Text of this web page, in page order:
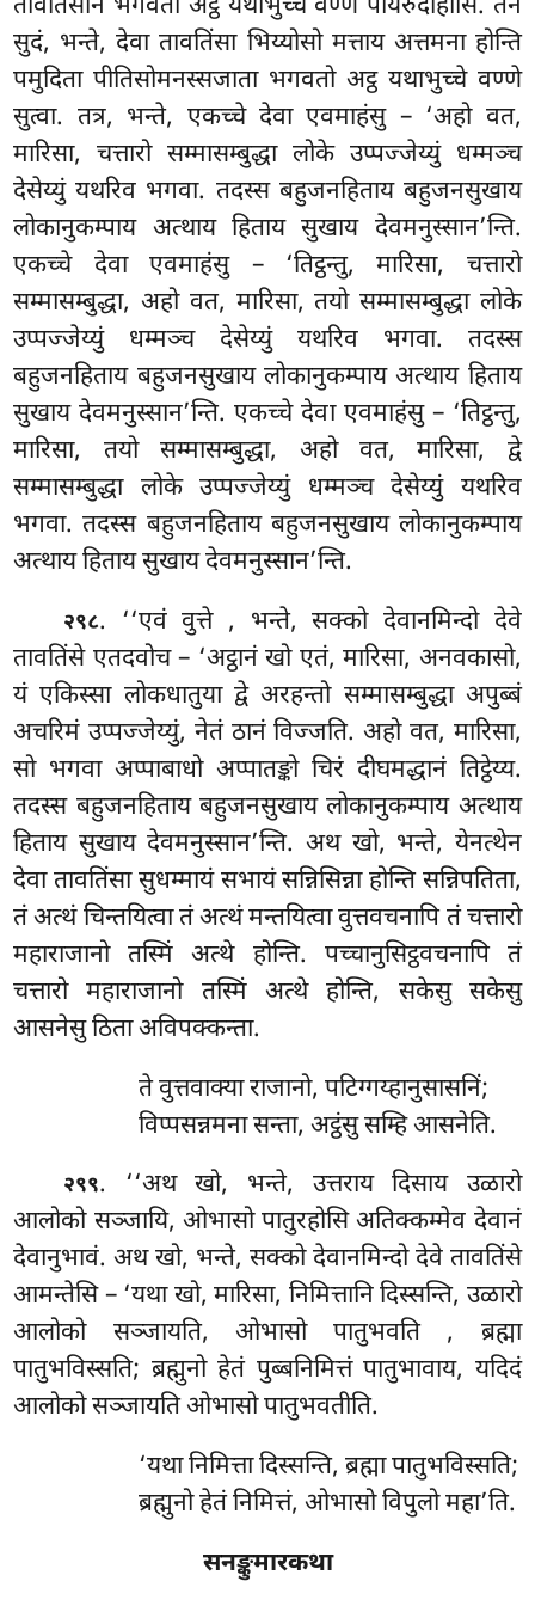
तावतिंसानं भगवतो अट्ठ यथाभुच्चे वण्णे पयिरुदाहासि. तेन
सुदं, भन्ते, देवा तावतिंसा भिय्योसो मत्ताय अत्तमना होन्ति
पमुदिता पीतिसोमनस्सजाता भगवतो अट्ठ यथाभुच्चे वण्णे
सुत्वा. तत्र, भन्ते, एकच्चे देवा एवमाहंसु – ‘अहो वत,
मारिसा, चत्तारो सम्मासम्बुद्धा लोके उप्पज्जेय्युं धम्मञ्च
देसेय्युं यथरिव भगवा. तदस्स बहुजनहिताय बहुजनसुखाय
लोकानुकम्पाय अत्थाय हिताय सुखाय देवमनुस्सान’न्ति.
एकच्चे देवा एवमाहंसु – ‘तिट्ठन्तु, मारिसा, चत्तारो
सम्मासम्बुद्धा, अहो वत, मारिसा, तयो सम्मासम्बुद्धा लोके
उप्पज्जेय्युं धम्मञ्च देसेय्युं यथरिव भगवा. तदस्स
बहुजनहिताय बहुजनसुखाय लोकानुकम्पाय अत्थाय हिताय
सुखाय देवमनुस्सान’न्ति. एकच्चे देवा एवमाहंसु – ‘तिट्ठन्तु,
मारिसा, तयोसम्मासम्बुद्धा, अहो वत, मारिसा, द्वे
सम्मासम्बुद्धा लोके उप्पज्जेय्युं धम्मञ्च देसेय्युं यथरिव
भगवा. तदस्स बहुजनहिताय बहुजनसुखाय लोकानुकम्पाय
अत्थाय हिताय सुखाय देवमनुस्सान’न्ति.
२९८. ‘‘एवं वुत्ते , भन्ते, सक्को देवानमिन्दो देवे
तावतिंसे एतदवोच – ‘अट्ठानं खो एतं, मारिसा, अनवकासो,
यं एकिस्सा लोकधातुया द्वे अरहन्तो सम्मासम्बुद्धा अपुब्बं
अचरिमं उप्पज्जेय्युं, नेतं ठानं विज्जति. अहो वत, मारिसा,
सो भगवा अप्पाबाधो अप्पातङ्को चिरं दीघमद्धानं तिट्ठेय्य.
तदस्स बहुजनहिताय बहुजनसुखाय लोकानुकम्पाय अत्थाय
हिताय सुखाय देवमनुस्सान’न्ति. अथ खो, भन्ते, येनत्थेन
देवा तावतिंसा सुधम्मायं सभायं सन्निसिन्ना होन्ति सन्निपतिता,
तं अत्थं चिन्तयित्वा तं अत्थं मन्तयित्वा वुत्तवचनापि तं चत्तारो
महाराजानो तस्मिं अत्थे होन्ति. पच्चानुसिट्ठवचनापि तं
चत्तारो महाराजानो तस्मिं अत्थे होन्ति, सकेसु सकेसु
आसनेसु ठिता अविपक्कन्ता.
तेवुत्तवाक्या राजानो, पटिग्गय्हानुसासनिं;
विप्पसन्नमना सन्ता, अट्ठंसु सम्हि आसनेति.
२९९. ‘‘अथ खो, भन्ते, उत्तराय दिसाय उळारो
आलोको सञ्जायि, ओभासो पातुरहोसि अतिक्कम्मेव देवानं
देवानुभावं. अथ खो, भन्ते, सक्को देवानमिन्दो देवे तावतिंसे
आमन्तेसि – ‘यथा खो, मारिसा, निमित्तानि दिस्सन्ति, उळारो
आलोको सञ्जायति, ओभासो पातुभवति , ब्रह्मा
पातुभविस्सति; ब्रह्मुनो हेतं पुब्बनिमित्तं पातुभावाय, यदिदं
आलोको सञ्जायति ओभासो पातुभवतीति.
‘यथा निमित्ता दिस्सन्ति, ब्रह्मा पातुभविस्सति;
ब्रह्मुनो हेतं निमित्तं, ओभासो विपुलो महा’ति.
सनङ्कुमारकथा